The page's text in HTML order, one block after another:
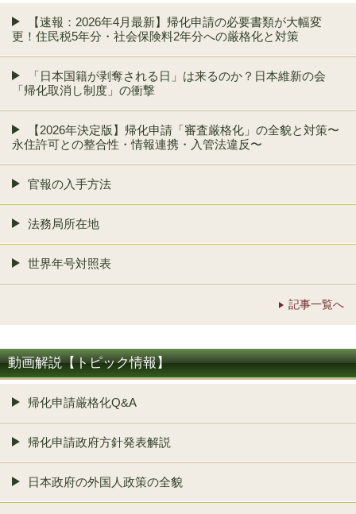
【速報：2026年4月最新】帰化申請の必要書類が大幅変
更！住民税5年分・社会保険料2年分への厳格化と対策
「日本国籍が剥奪される日」は来るのか？日本維新の会
「帰化取消し制度」の衝撃
【2026年決定版】帰化申請「審査厳格化」の全貌と対策〜
永住許可との整合性・情報連携・入管法違反〜
官報の入手方法
法務局所在地
世界年号対照表
記事一覧へ
動画解説【トピック情報】
帰化申請厳格化Q&A
帰化申請政府方針発表解説
日本政府の外国人政策の全貌